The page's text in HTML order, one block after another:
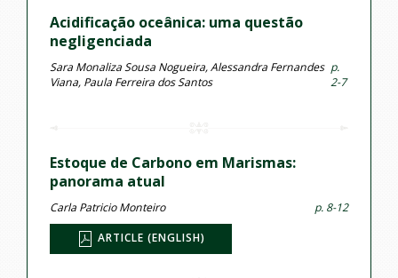
Acidificação oceânica: uma questão
negligenciada
Sara Monaliza Sousa Nogueira, Alessandra Fernandes
Viana, Paula Ferreira dos Santos
p.
2-7
Estoque de Carbono em Marismas:
panorama atual
Carla Patricio Monteiro p. 8-12
ARTICLE (ENGLISH)